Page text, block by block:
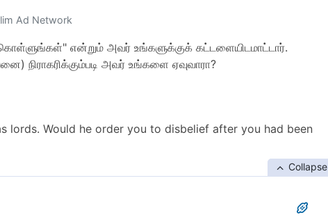
Ad Network
என்றும் அவர் உங்களுக்குக் கட்டளையிடமாட்டார்.
அவர் உங்களை ஏவுவாரா?
lords. Would he order you to disbelief after you had been
Collapse